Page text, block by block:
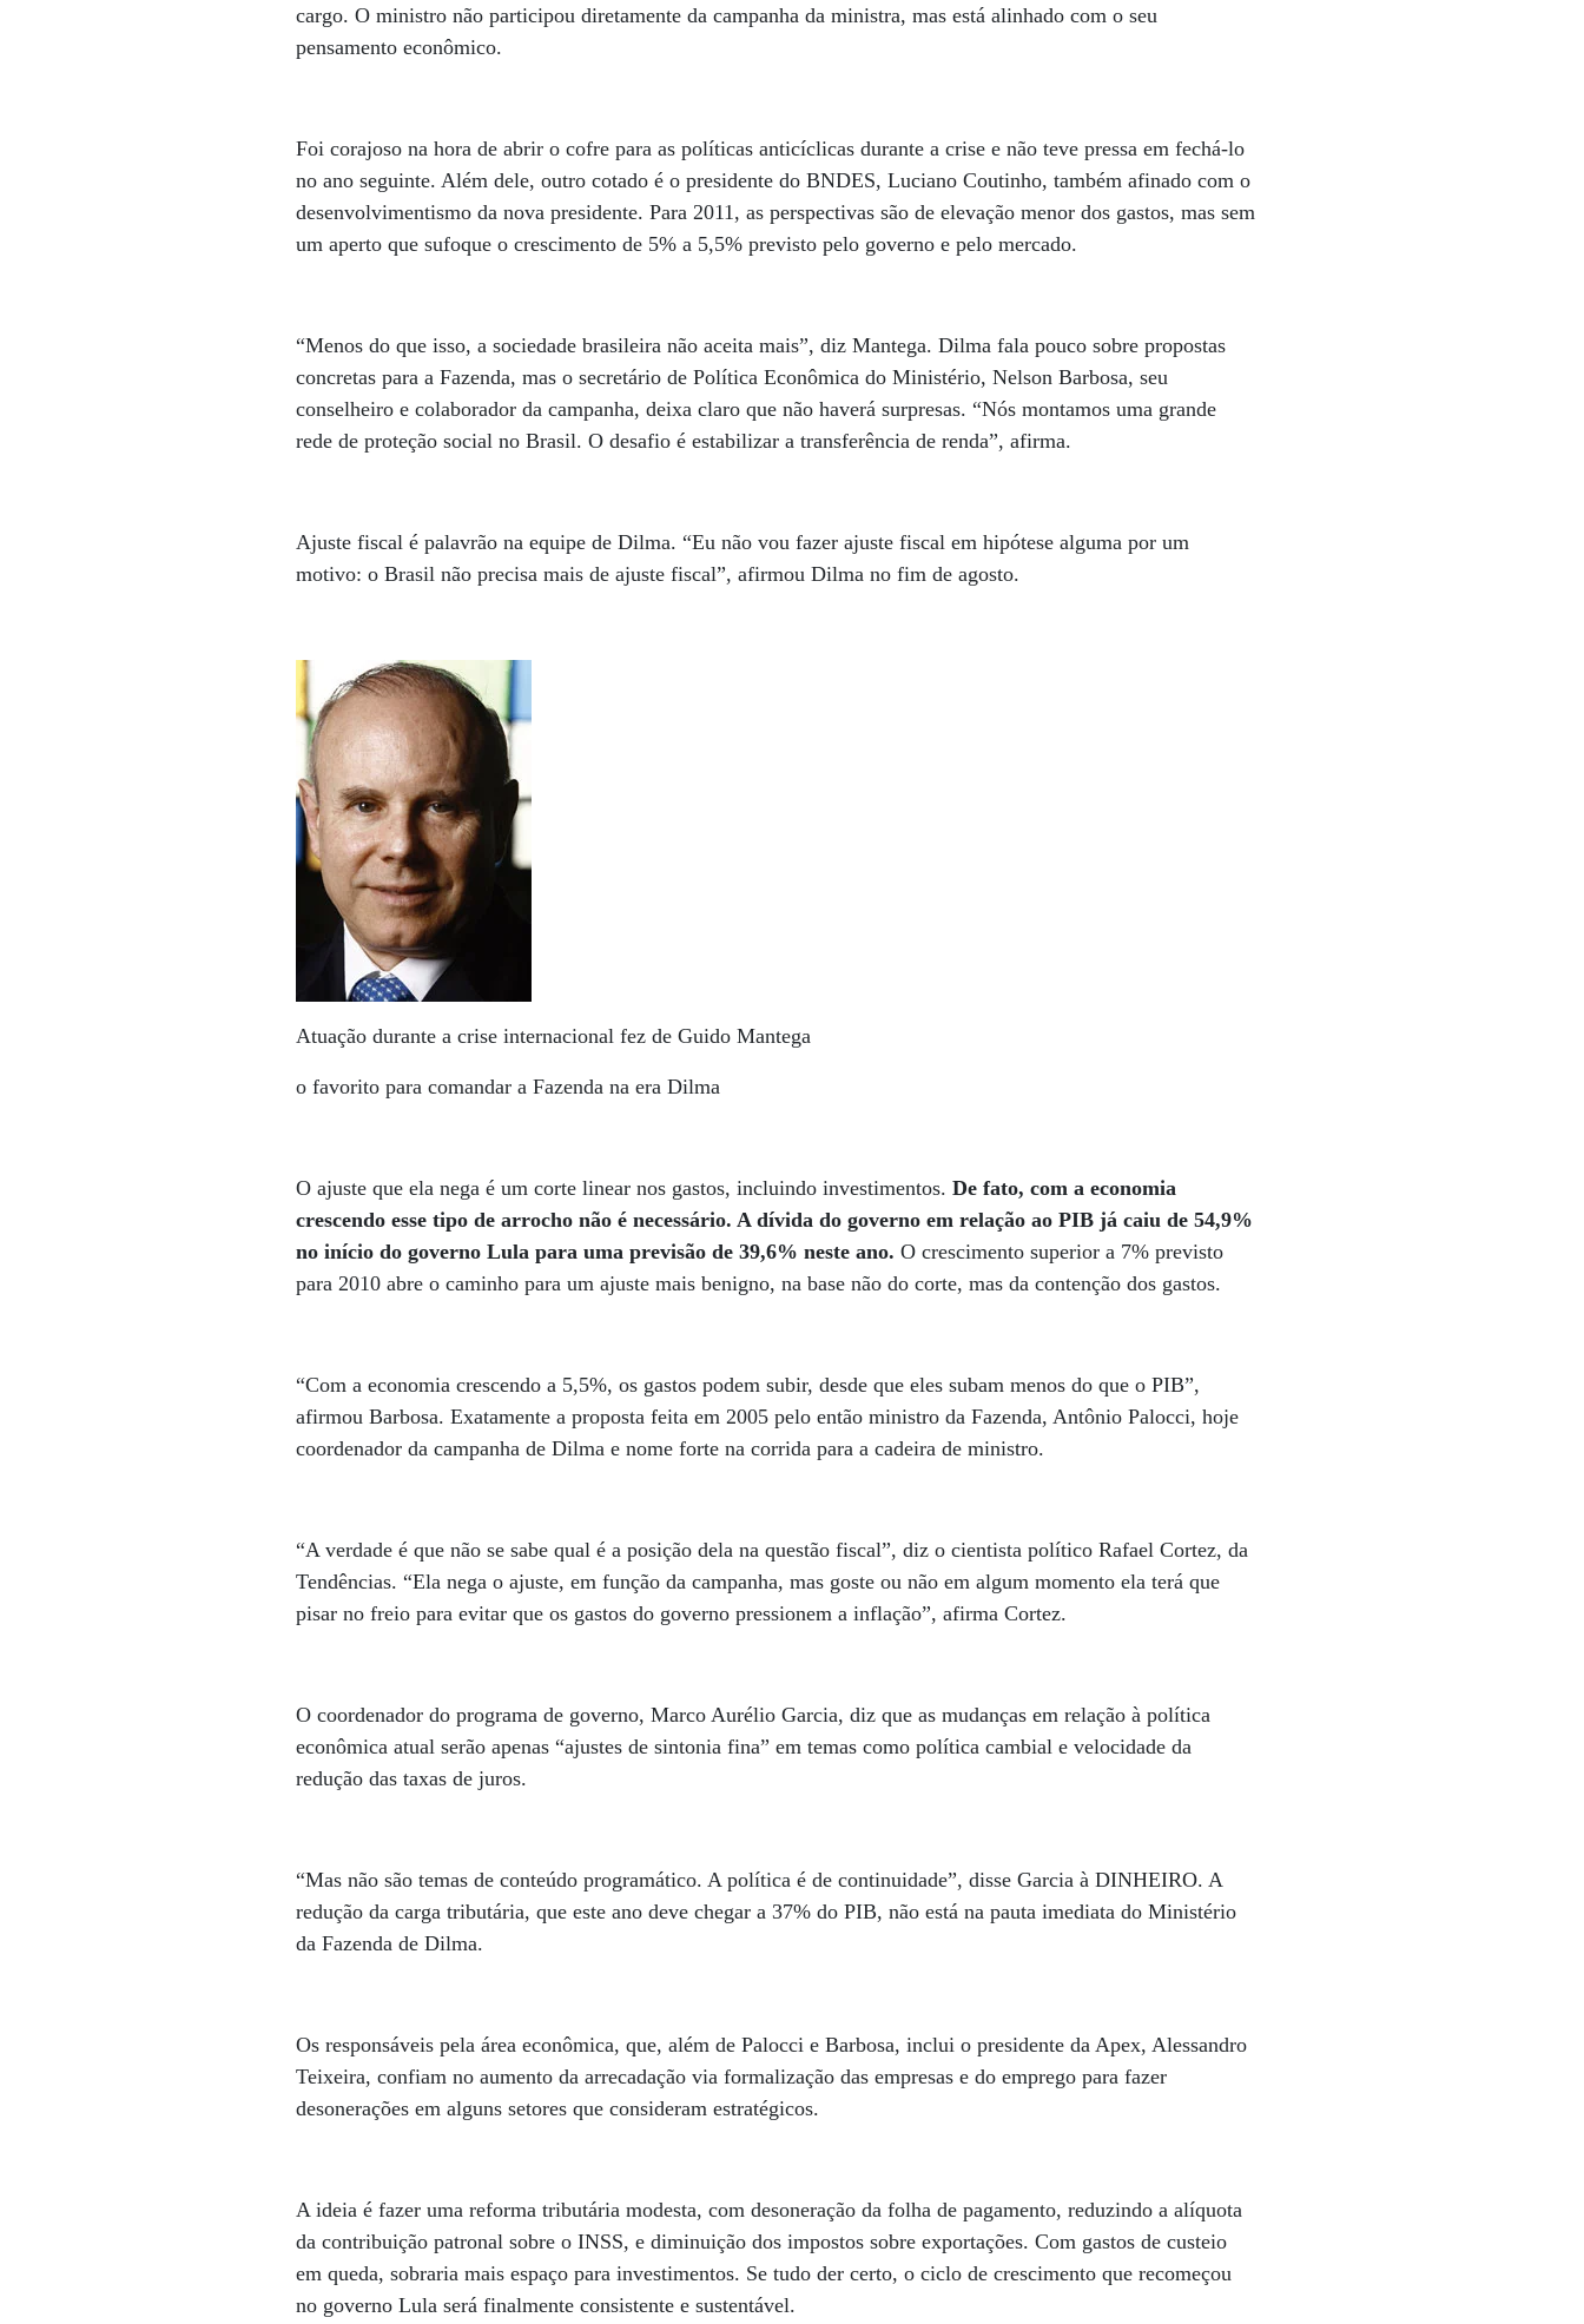
cargo. O ministro não participou diretamente da campanha da ministra, mas está alinhado com o seu
pensamento econômico.
Foi corajoso na hora de abrir o cofre para as políticas anticíclicas durante a crise e não teve pressa em fechá-lo
no ano seguinte. Além dele, outro cotado é o presidente do BNDES, Luciano Coutinho, também afinado com o
desenvolvimentismo da nova presidente. Para 2011, as perspectivas são de elevação menor dos gastos, mas sem
um aperto que sufoque o crescimento de 5% a 5,5% previsto pelo governo e pelo mercado.
“Menos do que isso, a sociedade brasileira não aceita mais”, diz Mantega. Dilma fala pouco sobre propostas
concretas para a Fazenda, mas o secretário de Política Econômica do Ministério, Nelson Barbosa, seu
conselheiro e colaborador da campanha, deixa claro que não haverá surpresas. “Nós montamos uma grande
rede de proteção social no Brasil. O desafio é estabilizar a transferência de renda”, afirma.
Ajuste fiscal é palavrão na equipe de Dilma. “Eu não vou fazer ajuste fiscal em hipótese alguma por um
motivo: o Brasil não precisa mais de ajuste fiscal”, afirmou Dilma no fim de agosto.
Atuação durante a crise internacional fez de Guido Mantega
o favorito para comandar a Fazenda na era Dilma
O ajuste que ela nega é um corte linear nos gastos, incluindo investimentos.De fato, com a economia
crescendo esse tipo de arrocho não é necessário. A dívida do governo em relação ao PIB já caiu de 54,9%
no início do governo Lula para uma previsão de 39,6% neste ano.O crescimento superior a 7% previsto
para 2010 abre o caminho para um ajuste mais benigno, na base não do corte, mas da contenção dos gastos.
“Com a economia crescendo a 5,5%, os gastos podem subir, desde que eles subam menos do que o PIB”,
afirmou Barbosa. Exatamente a proposta feita em 2005 pelo então ministro da Fazenda, Antônio Palocci, hoje
coordenador da campanha de Dilma e nome forte na corrida para a cadeira de ministro.
“A verdade é que não se sabe qual é a posição dela na questão fiscal”, diz o cientista político Rafael Cortez, da
Tendências. “Ela nega o ajuste, em função da campanha, mas goste ou não em algum momento ela terá que
pisar no freio para evitar que os gastos do governo pressionem a inflação”, afirma Cortez.
O coordenador do programa de governo, Marco Aurélio Garcia, diz que as mudanças em relação à política
econômica atual serão apenas “ajustes de sintonia fina” em temas como política cambial e velocidade da
redução das taxas de juros.
“Mas não são temas de conteúdo programático. A política é de continuidade”, disse Garcia à DINHEIRO. A
redução da carga tributária, que este ano deve chegar a 37% do PIB, não está na pauta imediata do Ministério
da Fazenda de Dilma.
Os responsáveis pela área econômica, que, além de Palocci e Barbosa, inclui o presidente da Apex, Alessandro
Teixeira, confiam no aumento da arrecadação via formalização das empresas e do emprego para fazer
desonerações em alguns setores que consideram estratégicos.
A ideia é fazer uma reforma tributária modesta, com desoneração da folha de pagamento, reduzindo a alíquota
da contribuição patronal sobre o INSS, e diminuição dos impostos sobre exportações. Com gastos de custeio
em queda, sobraria mais espaço para investimentos. Se tudo der certo, o ciclo de crescimento que recomeçou
no governo Lula será finalmente consistente e sustentável.